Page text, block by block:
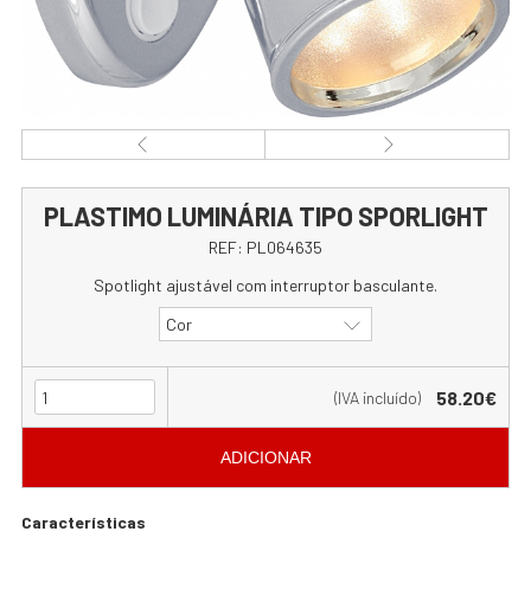
PLASTIMO LUMINÁRIA TIPO SPORLIGHT
REF: PL064635
Spotlight ajustável com interruptor basculante.
Cor
(IVA incluído) 58.20€
ADICIONAR
Características